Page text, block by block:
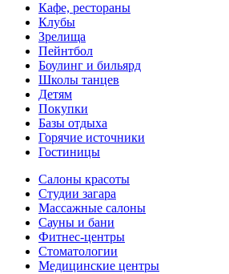
Кафе, рестораны
Клубы
Зрелища
Пейнтбол
Боулинг и бильярд
Школы танцев
Детям
Покупки
Базы отдыха
Горячие источники
Гостиницы
Салоны красоты
Студии загара
Массажные салоны
Сауны и бани
Фитнес-центры
Стоматологии
Медицинские центры